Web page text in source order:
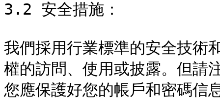
3.2 安全措施：
我們採用行業標準的安全技術
權的訪問、使用或披露。但請
您應保護好您的帳戶和密碼信